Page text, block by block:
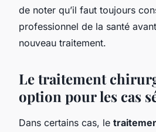
de noter qu’il faut toujours
professionnel de la santé
nouveau traitement.
Le traitement
option pour les cas
Dans certains cas, le